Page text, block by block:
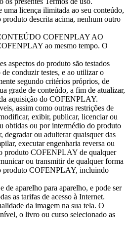
licença ilimitada ao seu conteúdo,
descrita acima, nenhum outro
COFENPLAY AO
ao mesmo tempo. O
aspectos do produto são testados
conduzir testes, e ao utilizar o
segundo critérios próprios, de
grade de conteúdo, a fim de atualizar,
aquisição do COFENPLAY.
assim como outras restrições de
exibir, publicar, licenciar ou
obtidas ou por intermédio do produto
ou adulterar quaisquer das
executar engenharia reversa ou
produto COFENPLAY de qualquer
ou transmitir de qualquer forma
produto COFENPLAY, incluindo
aparelho para aparelho, e pode ser
as tarifas de acesso à Internet.
da imagem na sua tela. O
o livro ou curso selecionado as